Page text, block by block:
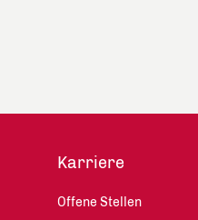
Karriere
Offene Stellen